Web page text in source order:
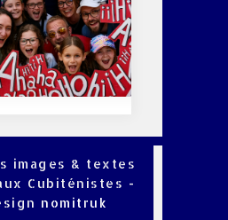
images & textes
Cubiténistes -
nomitruk